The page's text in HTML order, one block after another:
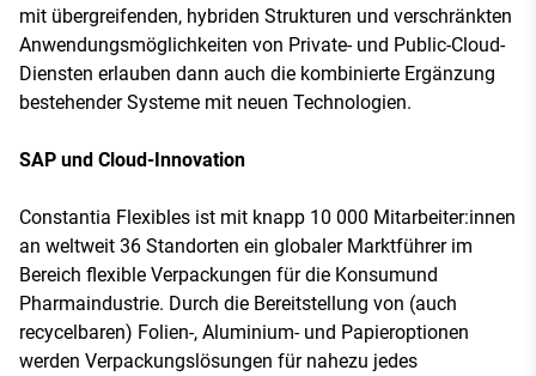
mit übergreifenden, hybriden Strukturen und verschränkten
Anwendungsmöglichkeiten von Private- und Public-Cloud-
Diensten erlauben dann auch die kombinierte Ergänzung
bestehender Systeme mit neuen Technologien.
SAP und Cloud-Innovation
Constantia Flexibles ist mit knapp 10 000 Mitarbeiter:innen
an weltweit 36 Standorten ein globaler Marktführer im
Bereich flexible Verpackungen für die Konsumund
Pharmaindustrie. Durch die Bereitstellung von (auch
recycelbaren) Folien-, Aluminium- und Papieroptionen
werden Verpackungslösungen für nahezu jedes